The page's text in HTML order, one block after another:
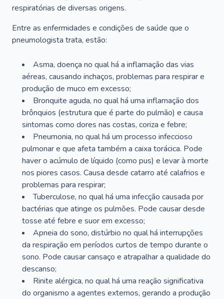
respiratórias de diversas origens.
Entre as enfermidades e condições de saúde que o
pneumologista trata, estão:
Asma, doença no qual há a inflamação das vias
aéreas, causando inchaços, problemas para respirar e
produção de muco em excesso;
Bronquite aguda, no qual há uma inflamação dos
brônquios (estrutura que é parte do pulmão) e causa
sintomas como dores nas costas, coriza e febre;
Pneumonia, no qual há um processo infeccioso
pulmonar e que afeta também a caixa torácica. Pode
haver o acúmulo de líquido (como pus) e levar à morte
nos piores casos. Causa desde catarro até calafrios e
problemas para respirar;
Tuberculose, no qual há uma infecção causada por
bactérias que atinge os pulmões. Pode causar desde
tosse até febre e suor em excesso;
Apneia do sono, distúrbio no qual há interrupções
da respiração em períodos curtos de tempo durante o
sono. Pode causar cansaço e atrapalhar a qualidade do
descanso;
Rinite alérgica, no qual há uma reação significativa
do organismo a agentes externos, gerando a produção